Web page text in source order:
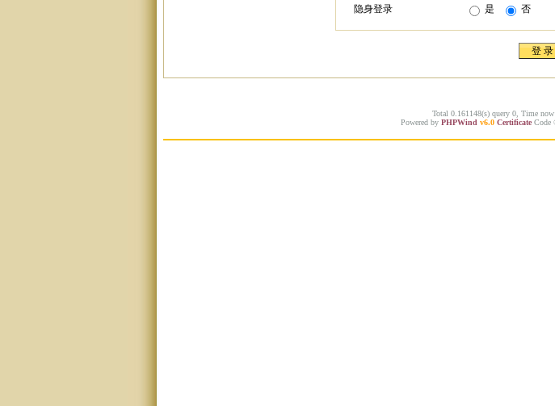
隐身登录 是 否
Total 0.161148(s) query 0, Time
Powered by PHPWind v6.0 Certificate Code